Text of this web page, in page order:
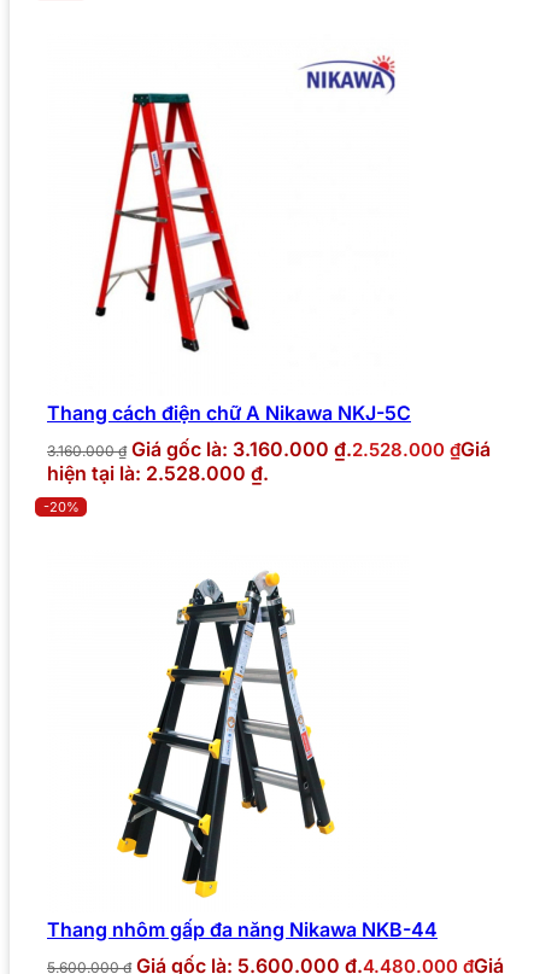
Thang cách điện chữ A Nikawa NKJ-5C
3.160.000₫ Giá gốc là: 3.160.000 ₫.2.528.000 ₫Giá
hiện tại là: 2.528.000 ₫.
-20%
Thang nhôm gấp đa năng Nikawa NKB-44
5.600.000₫ Giá gốc là: 5.600.000 ₫.4.480.000 ₫Giá